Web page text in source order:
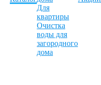
Для
квартиры
Очистка
воды для
загородного
дома